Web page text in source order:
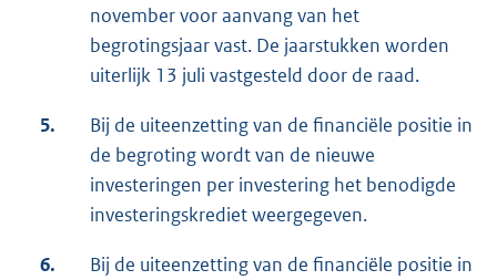
november voor aanvang van het
begrotingsjaar vast. De jaarstukken worden
uiterlijk 13 juli vastgesteld door de raad.
5.
Bij de uiteenzetting van de financiële positie in
de begroting wordt van de nieuwe
investeringen per investering het benodigde
investeringskrediet weergegeven.
6.
Bij de uiteenzetting van de financiële positie in